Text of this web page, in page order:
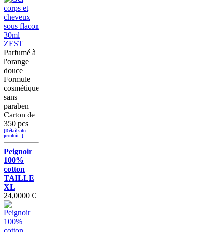
Parfumé à
l'orange
douce
Formule
cosmétique
sans
paraben
Carton de
350 pcs
[Détails du
produit...]
Peignoir
100%
cotton
TAILLE
XL
24,0000 €